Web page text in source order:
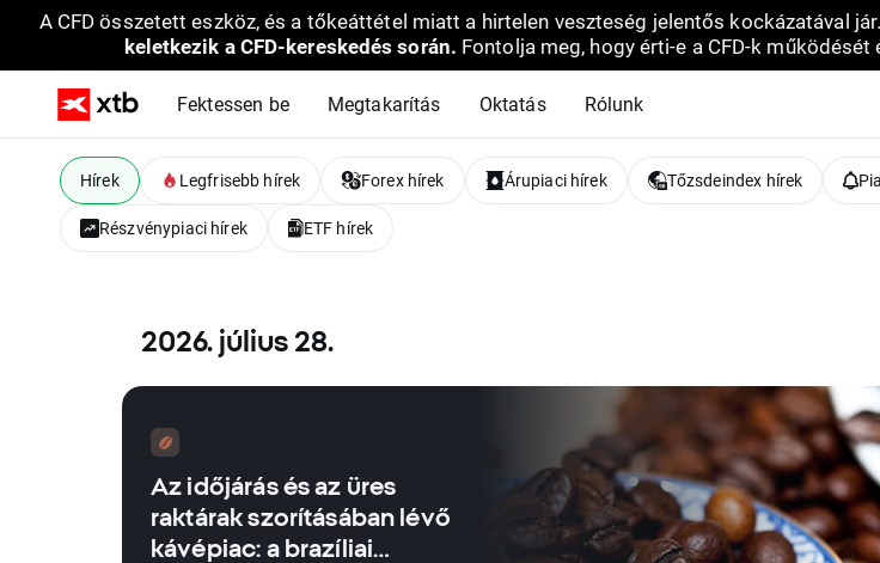
A CFD összetett eszköz, és a tőkeáttétel miatt a hirtelen veszteség jelentős kockázatával jár.
keletkezik a CFD-kereskedés során. Fontolja meg, hogy érti-e a CFD-k
Fektessen be Megtakarítás Oktatás Rólunk
Hírek Legfrisebb hírek Forex hírek Árupiaci hírek Tőzsdeindex hírek
Részvénypiaci hírek ETF hírek
2026. július 28.
Az időjárás és az üres
raktárak szorításában lévő
kávépiac: a brazíliai